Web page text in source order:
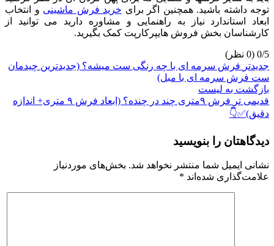
توجه داشته باشید. همچنین اگر برای خرید فرش ماشینی و انتخاب
ابعاد استاندارد نیاز به راهنمایی و مشاوره دارید می توانید از
کارشناسان بخش فروش هایپرکارپت کمک بگیرید.
‫0/5
جدیدتر فرش سرمه ای با چه رنگی ست میشه؟ (جدیدترین چیدمان
ست فرش سرمه ای با مبل)
بازگشت به لیست
قدیمی تر
فرش ۹متری چند در چنده؟ (ابعاد فرش ۹ متری+ اندازه
دقیق)✅👇
دیدگاهتان را بنویسید
نشانی ایمیل شما منتشر نخواهد شد. بخش‌های موردنیاز
علامت‌گذاری شده‌اند *